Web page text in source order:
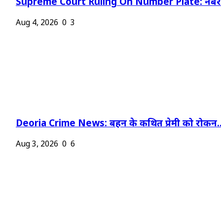
Supreme Court Ruling On Number Plate:
Aug 4, 2026 0 3
Deoria Crime News: बहन के कथित प्रेमी को
Aug 3, 2026 0 6